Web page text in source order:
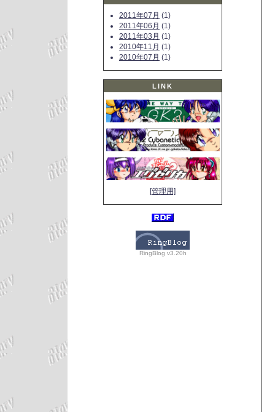
2011年07月 (1)
2011年06月 (1)
2011年03月 (1)
2010年11月 (1)
2010年07月 (1)
LINK
[管理用]
RingBlog v3.20h